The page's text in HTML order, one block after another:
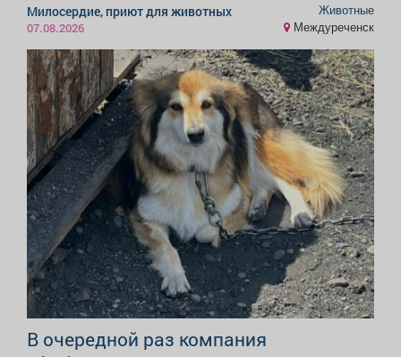
Милосердие, приют для животных
07.08.2026
Животные
Междуреченск
В очередной раз компания